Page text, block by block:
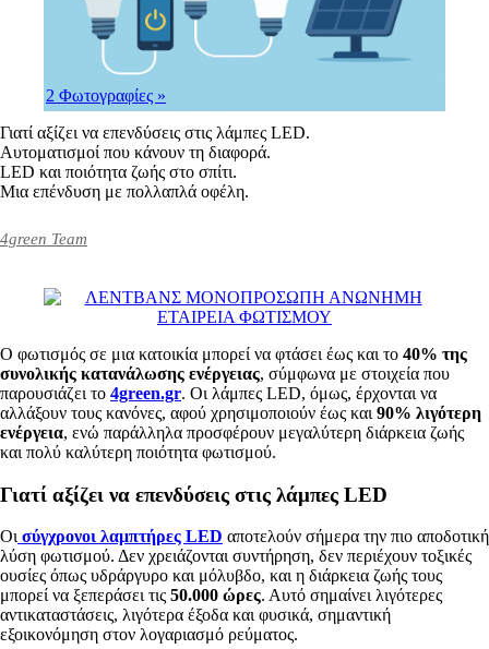
2 Φωτογραφίες »
Γιατί αξίζει να επενδύσεις στις λάμπες LED.
Αυτοματισμοί που κάνουν τη διαφορά.
LED και ποιότητα ζωής στο σπίτι.
Μια επένδυση με πολλαπλά οφέλη.
4green Team
Ο φωτισμός σε μια κατοικία μπορεί να φτάσει έως και το 40% της
συνολικής κατανάλωσης ενέργειας, σύμφωνα με στοιχεία που
παρουσιάζει το 4green.gr. Οι λάμπες LED, όμως, έρχονται να
αλλάξουν τους κανόνες, αφού χρησιμοποιούν έως και 90% λιγότερη
ενέργεια, ενώ παράλληλα προσφέρουν μεγαλύτερη διάρκεια ζωής
και πολύ καλύτερη ποιότητα φωτισμού.
Γιατί αξίζει να επενδύσεις στις λάμπες LED
Οι σύγχρονοι λαμπτήρες LED αποτελούν σήμερα την πιο αποδοτική
λύση φωτισμού. Δεν χρειάζονται συντήρηση, δεν περιέχουν τοξικές
ουσίες όπως υδράργυρο και μόλυβδο, και η διάρκεια ζωής τους
μπορεί να ξεπεράσει τις 50.000 ώρες. Αυτό σημαίνει λιγότερες
αντικαταστάσεις, λιγότερα έξοδα και φυσικά, σημαντική
εξοικονόμηση στον λογαριασμό ρεύματος.